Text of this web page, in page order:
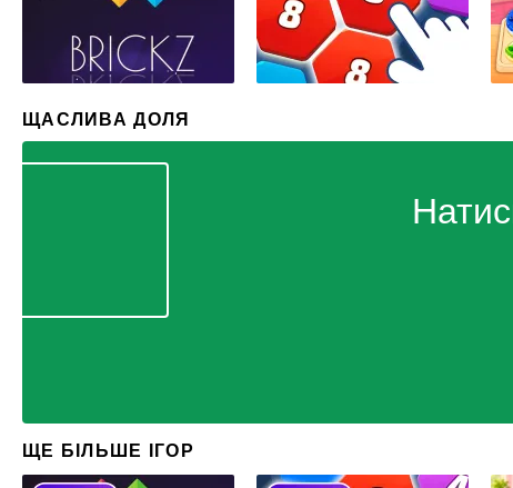
ЩАСЛИВА ДОЛЯ
ЩЕ БІЛЬШЕ ІГОР